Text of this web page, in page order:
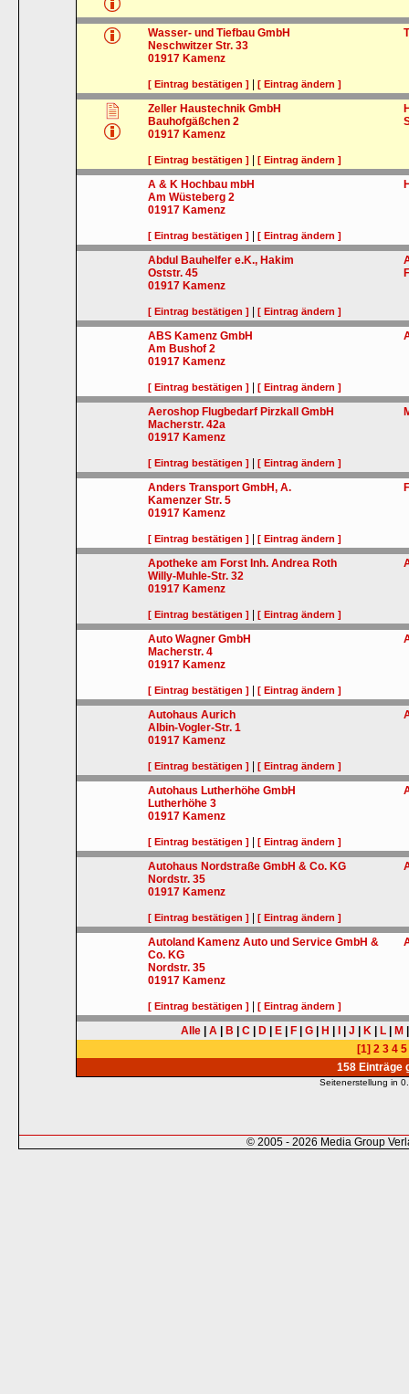
Wasser- und Tiefbau GmbH
Neschwitzer Str. 33
01917 Kamenz
[ Eintrag bestätigen ] |[ Eintrag ändern ]
Zeller Haustechnik GmbH
Bauhofgäßchen 2
01917 Kamenz
[ Eintrag bestätigen ] |[ Eintrag ändern ]
A & K Hochbau mbH
Am Wüsteberg 2
01917 Kamenz
[ Eintrag bestätigen ] |[ Eintrag ändern ]
Abdul Bauhelfer e.K., Hakim
Oststr. 45
01917 Kamenz
[ Eintrag bestätigen ] |[ Eintrag ändern ]
ABS Kamenz GmbH
Am Bushof 2
01917 Kamenz
[ Eintrag bestätigen ] |[ Eintrag ändern ]
Aeroshop Flugbedarf Pirzkall GmbH
Macherstr. 42a
01917 Kamenz
[ Eintrag bestätigen ] |[ Eintrag ändern ]
Anders Transport GmbH, A.
Kamenzer Str. 5
01917 Kamenz
[ Eintrag bestätigen ] |[ Eintrag ändern ]
Apotheke am Forst Inh. Andrea Roth
Willy-Muhle-Str. 32
01917 Kamenz
[ Eintrag bestätigen ] |[ Eintrag ändern ]
Auto Wagner GmbH
Macherstr. 4
01917 Kamenz
[ Eintrag bestätigen ] |[ Eintrag ändern ]
Autohaus Aurich
Albin-Vogler-Str. 1
01917 Kamenz
[ Eintrag bestätigen ] |[ Eintrag ändern ]
Autohaus Lutherhöhe GmbH
Lutherhöhe 3
01917 Kamenz
[ Eintrag bestätigen ] |[ Eintrag ändern ]
Autohaus Nordstraße GmbH & Co. KG
Nordstr. 35
01917 Kamenz
[ Eintrag bestätigen ] |[ Eintrag ändern ]
Autoland Kamenz Auto und Service GmbH &
Co. KG
Nordstr. 35
01917 Kamenz
[ Eintrag bestätigen ] |[ Eintrag ändern ]
Alle A B C D E F G H J K L M
[1] 2 3 4 5
158 Einträge
Seitenerstellung in
© 2005 - 2026 Media Group